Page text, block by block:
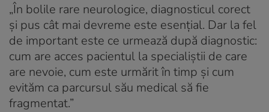
„În bolile rare neurologice, diagnosticul corect
și pus cât mai devreme este esențial. Dar la fel
de important este ce urmează după diagnostic:
cum are acces pacientul la specialiștii de care
are nevoie, cum este urmărit în timp și cum
evităm ca parcursul său medical să fie
fragmentat.”